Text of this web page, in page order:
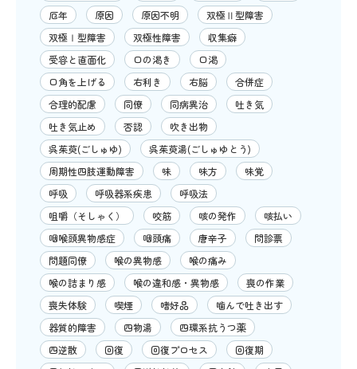
厄年
原因 原因不明
双極Ⅱ型障害
双極Ⅰ型障害
双極性障害
収集癖
受容と直面化
口の渇き
口渇
口角を上げる
右利き 右脳
合併症
合理的配慮
同僚 同病異治
吐き気
吐き気止め
否認
吹き出物
呉茱萸(ごしゅゆ)
呉茱萸湯(ごしゅゆとう)
周期性四肢運動障害
味 味方
味覚
呼吸
呼吸器系疾患
呼吸法
咀嚼（そしゃく）
咬筋 咳の発作
咳払い
咽喉頭異物感症
咽頭痛 唐辛子
問診票
問題同僚
喉の異物感
喉の痛み
喉の詰まり感
喉の違和感・異物感
喪の作業
喪失体験
喫煙 嗜好品
噛んで吐き出す
器質的障害
四物湯
四環系抗うつ薬
四逆散
回復 回復プロセス
回復期